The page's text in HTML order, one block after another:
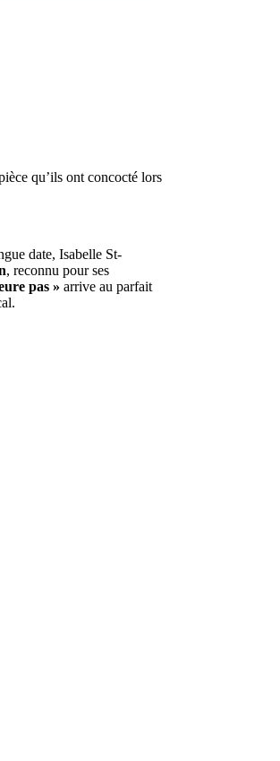
qu’ils ont concocté lors
date, Isabelle St-
, reconnu pour ses
pas » arrive au parfait